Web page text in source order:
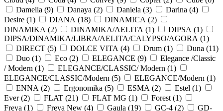
Damelia (9) Danaya (2) Daniela (3) Darina (4)
Desire (1) DIANA (18) DINAMICA (2)
DINAMIKA (2) DINAMIKA/AELITA (1) DIPSA (1)
DIPSA/DINAMIKA/LIBRA/AELITA/CALYPSO/AGORA (1)
DIRECT (5) DOLCE VITA (4) Drum (1) Duna (11)
Duo (1) Eco (2) ELEGANCE (9)
Elegance /Classic
/ Modern (1) ELEGANCE/CLASSIC/ Modern (1)
ELEGANCE/CLASSIC/Modern (5) ELEGANCE/Modern (1)
ENNA (2) Ergonomika (5) ESMA (2) Estel (1)
Ever (2) FLAT (21) FLAT MG (1) Forest (1)
Freya (1) Freya New (4) Gaula (19) GC-4 (2)
GD-